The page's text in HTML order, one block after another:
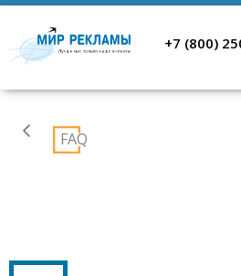
+7 (800)
Широкоформатная
печатьFAQ